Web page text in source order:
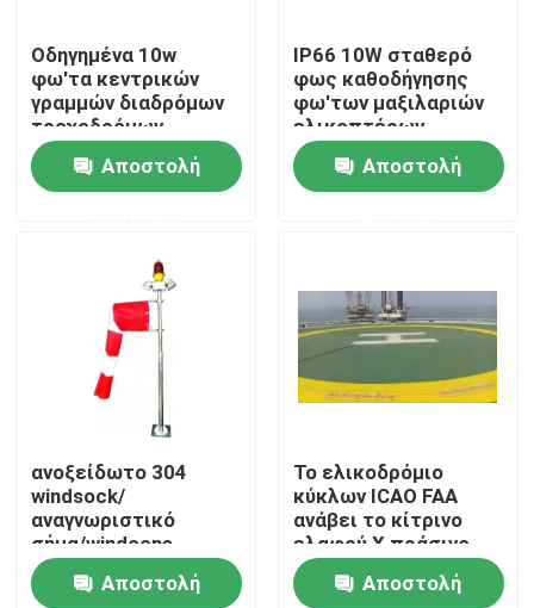
Σπίτι
Προϊόντα
Γύρος εργοστασίων
Ποιοτικός έλεγχος
Μας ελάτε σε επαφή με
Ζητήστε ένα απόσπασμα
φως παρεμπόδισης αεροπορίας
Οδηγημένα 10w
φω'τα κεντρικών
γραμμών διαδρόμων
τροχοδρόμων
φω'των μαξιλαριών
ελικοπτέρων FAA
ICAO
Αποστολή
IP66 10W σταθερό
φως καθοδήγησης
φω'των μαξιλαριών
ελικοπτέρων
καψίματος 30CD
άσπρο Αποστολή
ανοξείδωτο 304
windsock/
αναγνωριστικό
σήμα/windcone
κατεύθυνσης αέρα
Αποστολή
Το ελικοδρόμιο
κύκλων ICAO FAA
ανάβει το κίτρινο
ελαφρύ Χ πράσινο
IP67
Αποστολή